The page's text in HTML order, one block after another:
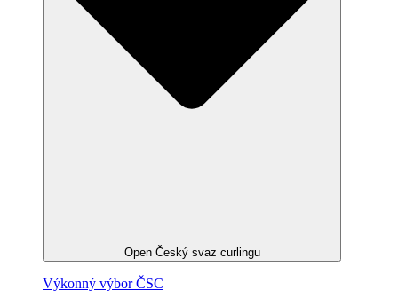
Open Český svaz curlingu
Výkonný výbor ČSC